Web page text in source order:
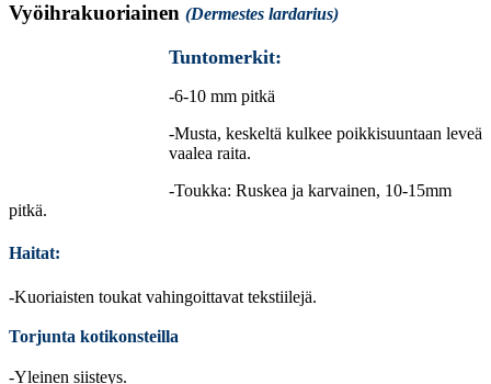
Vyöihrakuoriainen (Dermestes lardarius)
Tuntomerkit:
-6-10 mm pitkä
-Musta, keskeltä kulkee poikkisuuntaan leveä
vaalea raita.
-Toukka: Ruskea ja karvainen, 10-15mm
pitkä.
Haitat:
-Kuoriaisten toukat vahingoittavat tekstiilejä.
Torjunta kotikonsteilla
-Yleinen siisteys.